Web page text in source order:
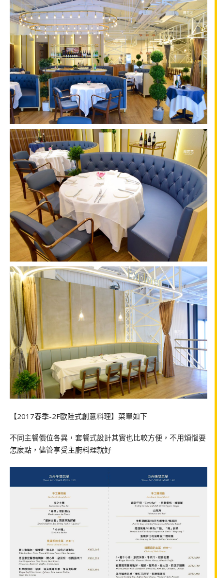
【2017春季-2F歐陸式創意料理】菜單如下
不同主餐價位各異，套餐式設計其實也比較方便，不用煩惱要
怎麼點，儘管享受主廚料理就好